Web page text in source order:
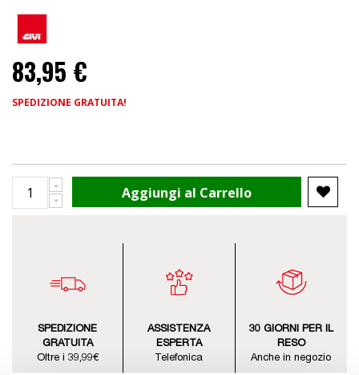
83,95 €
SPEDIZIONE GRATUITA!
Aggiungi al Carrello
SPEDIZIONE
GRATUITA
Oltre i 39,99€
ASSISTENZA
ESPERTA
Telefonica
30 GIORNI PER IL
RESO
Anche in negozio